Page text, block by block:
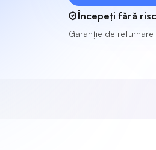
Începeți fără
Garanție de